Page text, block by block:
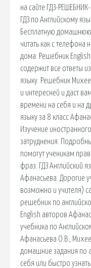
на сайте ГДЗ-
ГДЗ по Английскому
Бесплатную
читать как с телефона
дома. Решебник
содержит все ответы
языку. Решебник
и интересней и даст
времени на себя и на
языку за 8 класс
Изучение
затруднения.
помогут ученикам
фраз. ГДЗ Английский
Афанасьева. Дорогие
возможно и учителя)
решебник по
English авторов
учебника по
Афанасьева О.В.,
домашние задания по
себя или быстро